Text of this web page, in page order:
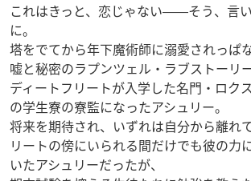
これはきっと、恋じゃない――そう、言
に。
塔をでてから年下魔術師に溺愛されっぱ
嘘と秘密のラプンツェル・ラブストーリ
ディートフリートが入学した名門・ロク
の学生寮の寮監になったアシュリー。
将来を期待され、いずれは自分から離れ
リートの傍にいられる間だけでも彼の力
いたアシュリーだったが、